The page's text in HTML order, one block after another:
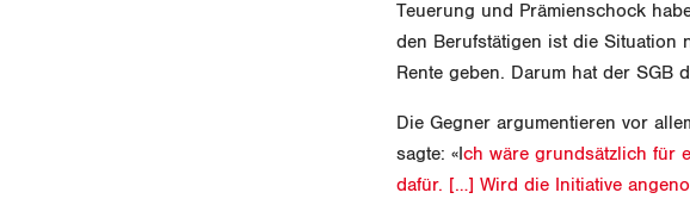
Teuerung und Prämienschock
den Berufstätigen ist die Situation
Rente geben. Darum hat der SGB
Die Gegner argumentieren vor
sagte: «I ch wäre grundsätzlich für
dafür. […] Wird die Initiative